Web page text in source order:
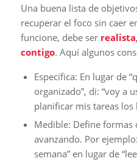
Una buena lista de
recuperar el foco sin caer
funcione, debe ser
contigo. Aquí algunos
Específica: En lugar de
organizado”, di: “voy a
planificar mis tareas los
Medible: Define formas
avanzando. Por
semana” en lugar de